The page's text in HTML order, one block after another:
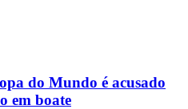
do Mundo é acusado
em boate